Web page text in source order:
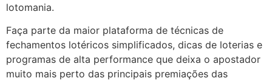
lotomania.
Faça parte da maior plataforma de técnicas de
fechamentos lotéricos simplificados, dicas de loterias e
programas de alta performance que deixa o apostador
muito mais perto das principais premiações das